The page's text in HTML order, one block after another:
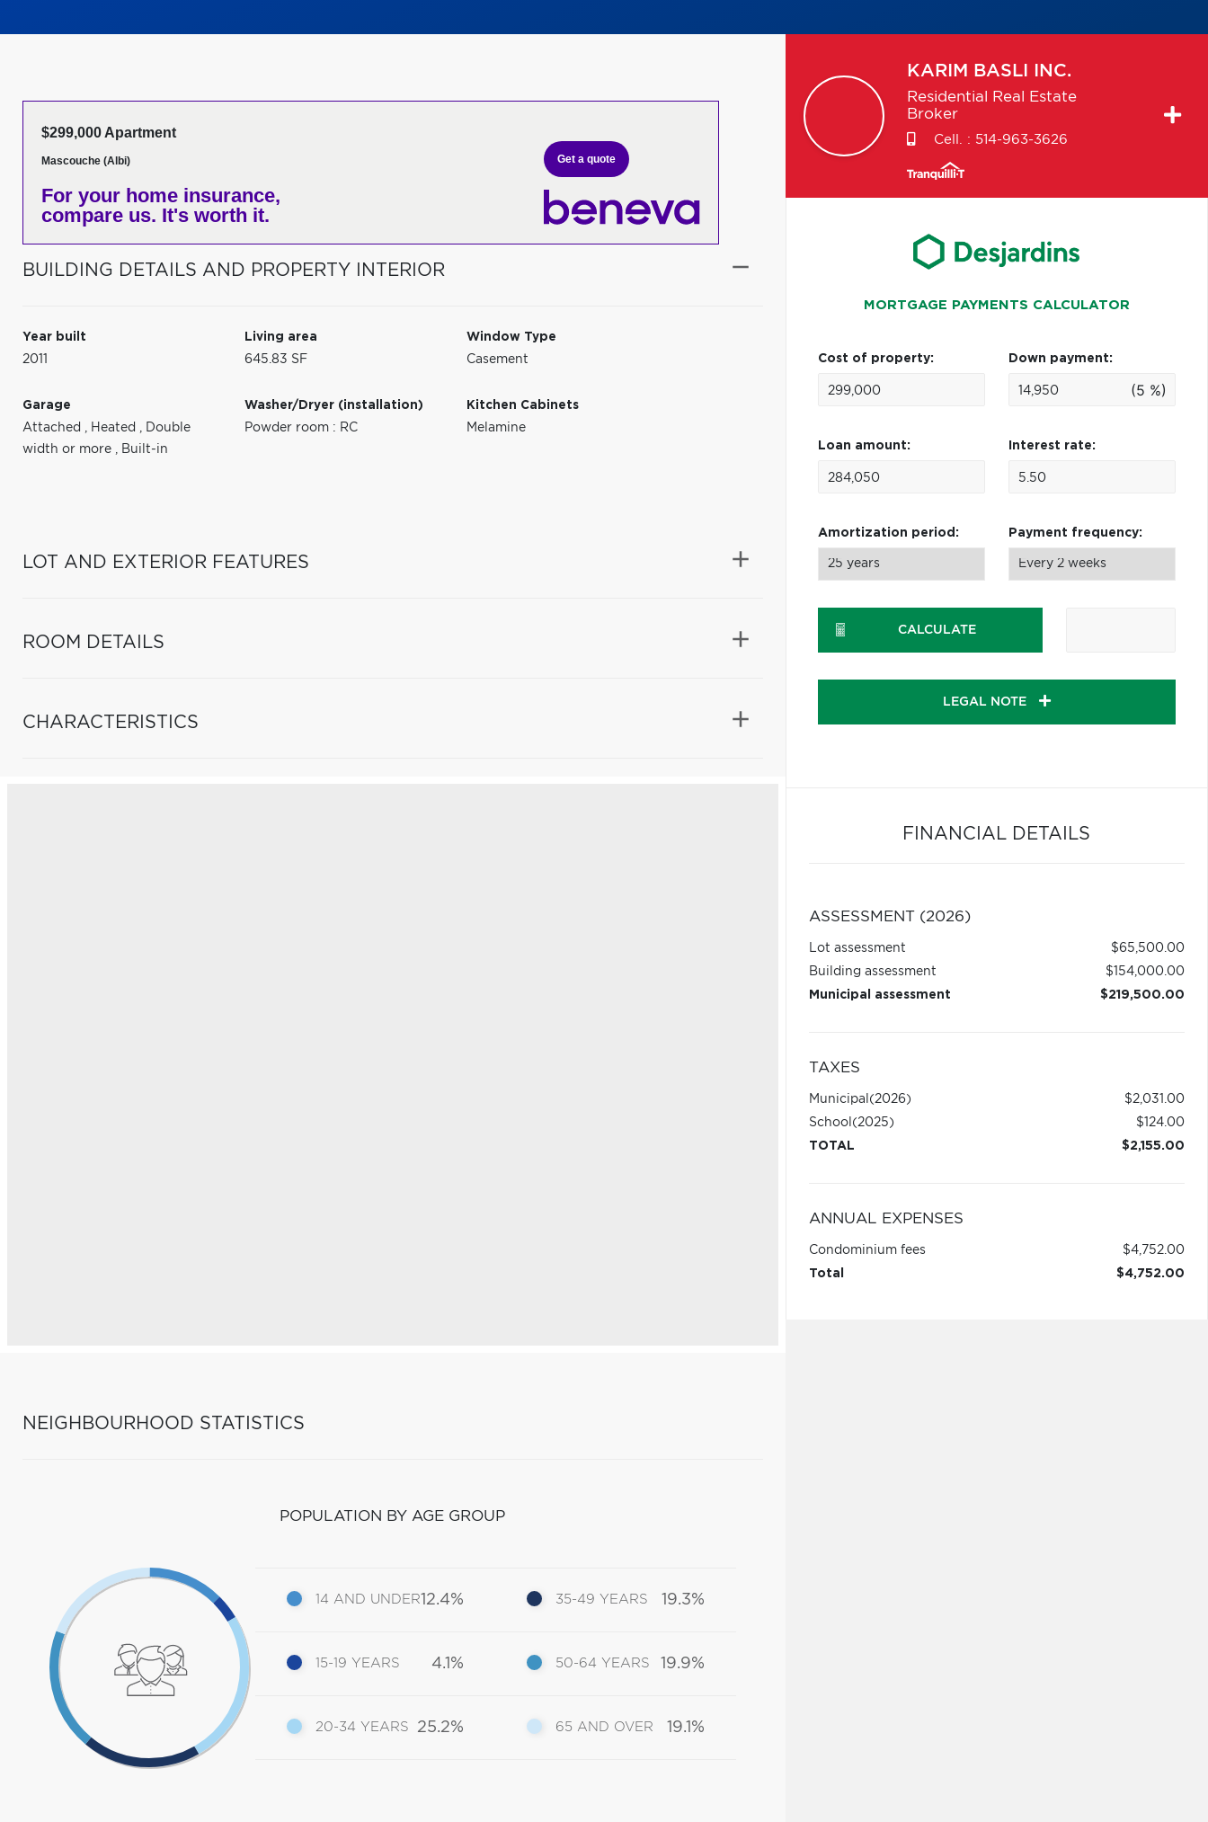
$299,000 Apartment
Mascouche (Albi)
For your home insurance,
compare us. It's worth it.
Get a quote
BUILDING DETAILS AND PROPERTY INTERIOR
Year built
2011
Living area
645.83 SF
Window Type
Casement
Garage
Attached , Heated , Double
width or more , Built-in
Washer/Dryer (installation)
Powder room : RC
Kitchen Cabinets
Melamine
LOT AND EXTERIOR FEATURES
ROOM DETAILS
CHARACTERISTICS
NEIGHBOURHOOD STATISTICS
POPULATION BY AGE GROUP
14 AND UNDER12.4%
15-19 YEARS 4.1%
20-34 YEARS 25.2%
35-49 YEARS 19.3%
50-64 YEARS 19.9%
65 AND OVER 19.1%
KARIM BASLI INC.
Residential Real Estate
Broker
Cell. : 514-963-3626
MORTGAGE PAYMENTS CALCULATOR
Cost of property: Down payment:
(5 %)
Loan amount: Interest rate:
Amortization period: Payment frequency:
CALCULATE
LEGAL NOTE
FINANCIAL DETAILS
ASSESSMENT (2026)
Lot assessment
$65,500.00
Building assessment
$154,000.00
Municipal assessment
$219,500.00
TAXES
Municipal (2026)
$2,031.00
School (2025)
$124.00
TOTAL
$2,155.00
ANNUAL EXPENSES
Condominium fees
$4,752.00
Total
$4,752.00